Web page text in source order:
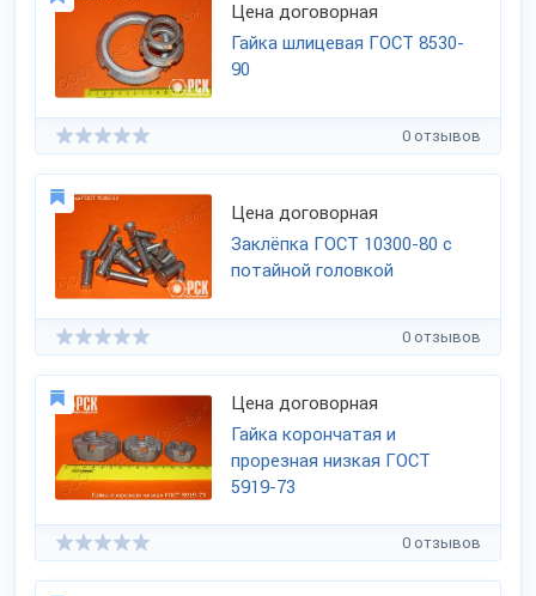
Цена договорная
Гайка шлицевая ГОСТ 8530-
90
0 отзывов
Цена договорная
Заклёпка ГОСТ 10300-80 с
потайной головкой
0 отзывов
Цена договорная
Гайка корончатая и
прорезная низкая ГОСТ
5919-73
0 отзывов